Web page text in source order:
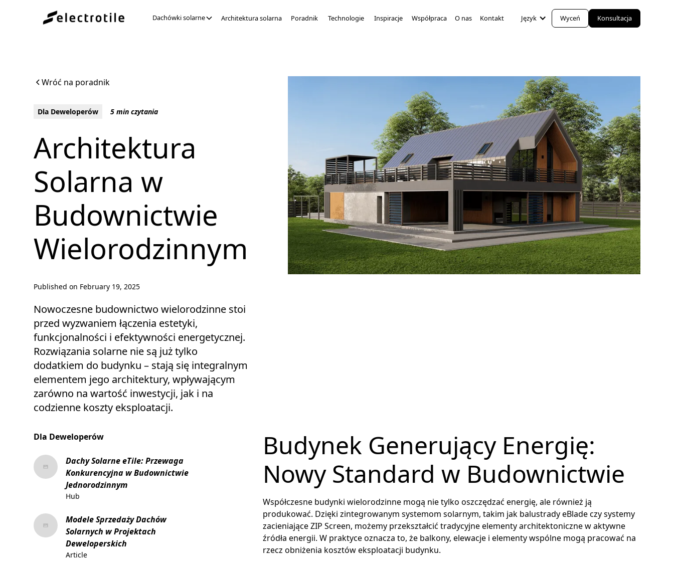
Dachówki solarne Architektura solarna Poradnik Technologie Inspiracje Współpraca O nas Kontakt Język Wyceń Konsultacja
Wróć na poradnik
Dla Deweloperów 5 min czytania
Architektura
Solarna w
Budownictwie
Wielorodzinnym
Published on February 19, 2025
Nowoczesne budownictwo wielorodzinne stoi
przed wyzwaniem łączenia estetyki,
funkcjonalności i efektywności energetycznej.
Rozwiązania solarne nie są już tylko
dodatkiem do budynku – stają się integralnym
elementem jego architektury, wpływającym
zarówno na wartość inwestycji, jak i na
codzienne koszty eksploatacji.
Dla Deweloperów
Dachy Solarne eTile: Przewaga
Konkurencyjna w Budownictwie
Jednorodzinnym
Hub
Modele Sprzedaży Dachów
Solarnych w Projektach
Deweloperskich
Article
Budynek Generujący Energię:
Nowy Standard w Budownictwie
Współczesne budynki wielorodzinne mogą nie tylko oszczędzać energię, ale również ją
produkować. Dzięki zintegrowanym systemom solarnym, takim jak balustrady eBlade czy systemy
zacieniające ZIP Screen, możemy przekształcić tradycyjne elementy architektoniczne w aktywne
źródła energii. W praktyce oznacza to, że balkony, elewacje i elementy wspólne mogą pracować na
rzecz obniżenia kosztów eksploatacji budynku.